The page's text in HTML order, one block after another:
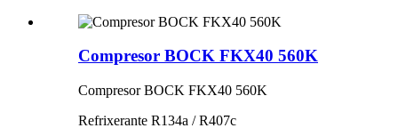
Compresor BOCK FKX40 560K
Compresor BOCK FKX40 560K
Refrixerante R134a / R407c